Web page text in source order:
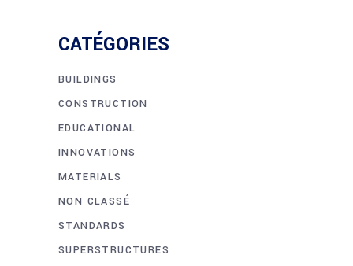
CATÉGORIES
BUILDINGS
CONSTRUCTION
EDUCATIONAL
INNOVATIONS
MATERIALS
NON CLASSÉ
STANDARDS
SUPERSTRUCTURES